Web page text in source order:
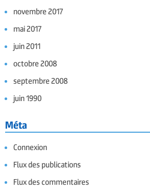
novembre 2017
mai 2017
juin 2011
octobre 2008
septembre 2008
juin 1990
Méta
Connexion
Flux des publications
Flux des commentaires